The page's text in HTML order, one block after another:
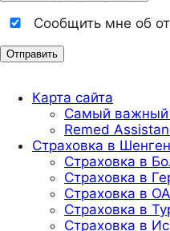
Сообщить мне об
Карта сайта
Самый важный
Remed
Страховка в Шенген
Страховка в
Страховка в
Страховка в
Страховка в
Страховка в